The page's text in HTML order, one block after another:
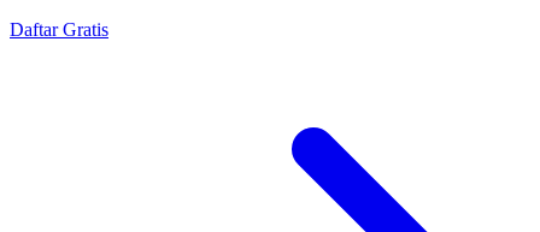
Daftar Gratis